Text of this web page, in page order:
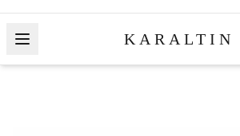
KARALTIN